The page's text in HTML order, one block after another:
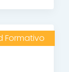
Formativo